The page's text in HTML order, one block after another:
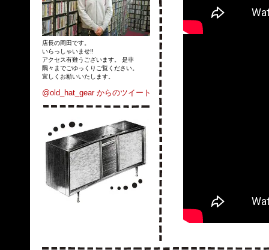
店長の岡田です。
いらっしゃいませ!!
アクセス有難うございます。 是非
隅々までごゆっくりご覧ください。
宜しくお願いいたします。
@old_hat_gear からのツイート